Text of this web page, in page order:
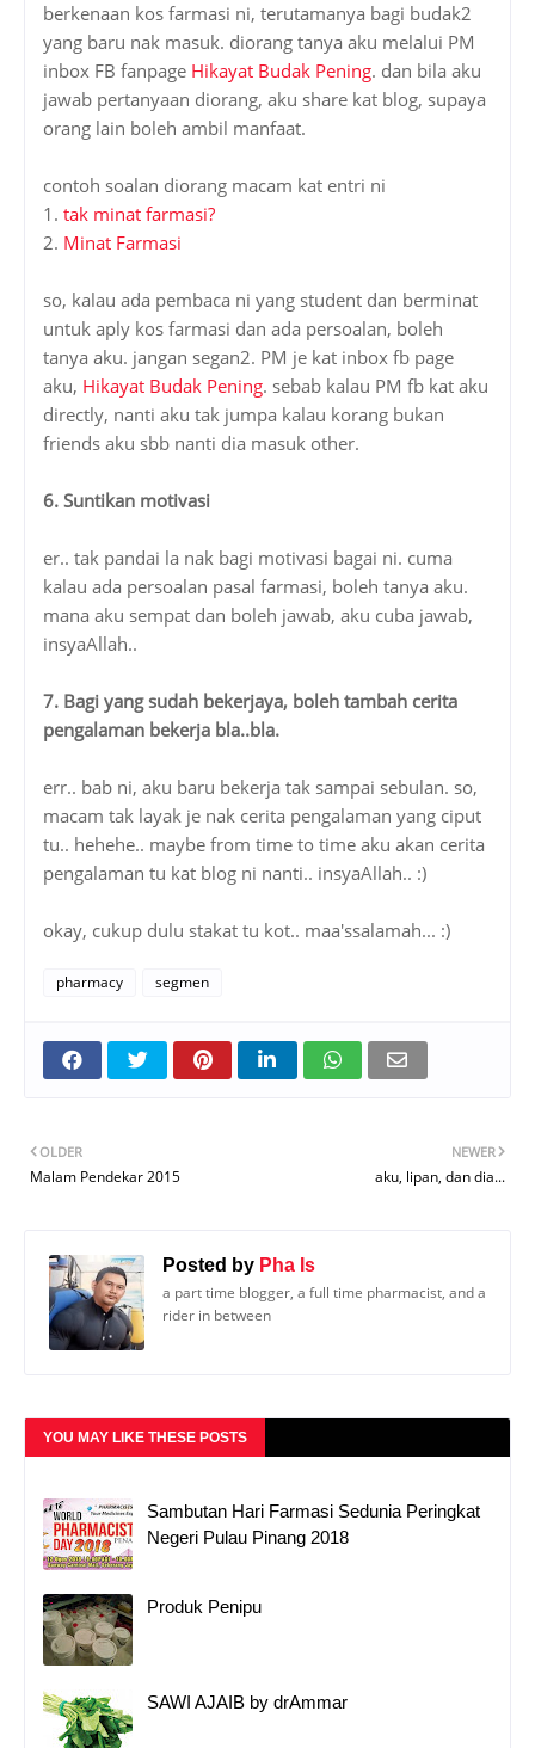
berkenaan kos farmasi ni, terutamanya bagi budak2
yang baru nak masuk. diorang tanya aku melalui PM
inbox FB fanpage Hikayat Budak Pening. dan bila aku
jawab pertanyaan diorang, aku share kat blog, supaya
orang lain boleh ambil manfaat.
contoh soalan diorang macam kat entri ni
1. tak minat farmasi?
2. Minat Farmasi
so, kalau ada pembaca ni yang student dan berminat
untuk aply kos farmasi dan ada persoalan, boleh
tanya aku. jangan segan2. PM je kat inbox fb page
aku, Hikayat Budak Pening. sebab kalau PM fb kat aku
directly, nanti aku tak jumpa kalau korang bukan
friends aku sbb nanti dia masuk other.
6. Suntikan motivasi
er.. tak pandai la nak bagi motivasi bagai ni. cuma
kalau ada persoalan pasal farmasi, boleh tanya aku.
mana aku sempat dan boleh jawab, aku cuba jawab,
insyaAllah..
7. Bagi yang sudah bekerjaya, boleh tambah cerita
pengalaman bekerja bla..bla.
err.. bab ni, aku baru bekerja tak sampai sebulan. so,
macam tak layak je nak cerita pengalaman yang ciput
tu.. hehehe.. maybe from time to time aku akan cerita
pengalaman tu kat blog ni nanti.. insyaAllah.. :)
okay, cukup dulu stakat tu kot.. maa'ssalamah... :)
pharmacy segmen
NEWER
aku, lipan, dan dia...
OLDER
Malam Pendekar 2015
Posted by Pha Is
a part time blogger, a full time pharmacist, and a
rider in between
YOU MAY LIKE THESE POSTS
Sambutan Hari Farmasi Sedunia Peringkat
Negeri Pulau Pinang 2018
Produk Penipu
SAWI AJAIB by drAmmar